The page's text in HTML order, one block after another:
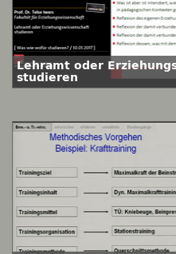
Lehramt oder
studieren